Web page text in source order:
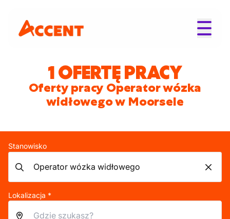
1 OFERTĘ PRACY
Oferty pracy Operator wózka
widłowego w Moorsele
Stanowisko
Lokalizacja *